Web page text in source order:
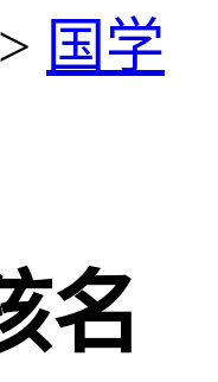
> 国学
名